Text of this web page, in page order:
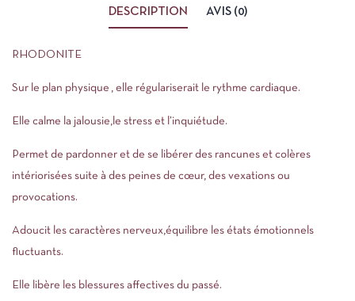
DESCRIPTION AVIS (0)
RHODONITE
Sur le plan physique , elle régulariserait le rythme cardiaque.
Elle calme la jalousie,le stress et l’inquiétude.
Permet de pardonner et de se libérer des rancunes et colères
intériorisées suite à des peines de cœur, des vexations ou
provocations.
Adoucit les caractères nerveux,équilibre les états émotionnels
fluctuants.
Elle libère les blessures affectives du passé.